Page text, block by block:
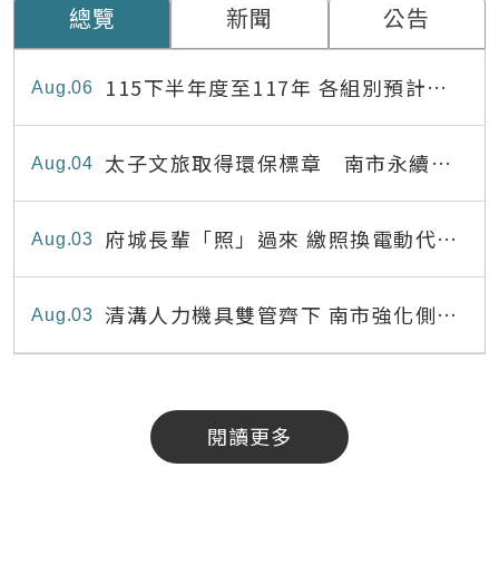
總覽 新聞 公告
06
Aug
115下半年度至117年 各組別預計出
缺員額表
04
Aug
太子文旅取得環保標章 南市永續旅
宿達22家
03
Aug
府城長輩「照」過來 繳照換電動代步
最高補助8,000元
03
Aug
清溝人力機具雙管齊下 南市強化側溝
清疏效能
閱讀更多